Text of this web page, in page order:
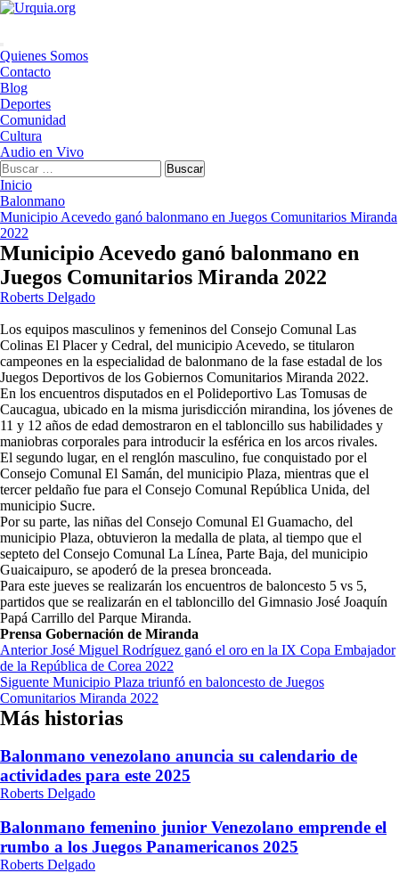
Saltar
Menú
principal
Quienes Somos
Contacto
Blog
Deportes
Comunidad
Cultura
Audio en Vivo
Buscar:
Inicio
Balonmano
Municipio Acevedo ganó balonmano en Juegos Comunitarios Miranda
2022
Municipio Acevedo ganó balonmano en
Juegos Comunitarios Miranda 2022
Roberts Delgado
Los equipos masculinos y femeninos del Consejo Comunal Las
Colinas El Placer y Cedral, del municipio Acevedo, se titularon
campeones en la especialidad de balonmano de la fase estadal de los
Juegos Deportivos de los Gobiernos Comunitarios Miranda 2022.
En los encuentros disputados en el Polideportivo Las Tomusas de
Caucagua, ubicado en la misma jurisdicción mirandina, los jóvenes de
11 y 12 años de edad demostraron en el tabloncillo sus habilidades y
maniobras corporales para introducir la esférica en los arcos rivales.
El segundo lugar, en el renglón masculino, fue conquistado por el
Consejo Comunal El Samán, del municipio Plaza, mientras que el
tercer peldaño fue para el Consejo Comunal República Unida, del
municipio Sucre.
Por su parte, las niñas del Consejo Comunal El Guamacho, del
municipio Plaza, obtuvieron la medalla de plata, al tiempo que el
septeto del Consejo Comunal La Línea, Parte Baja, del municipio
Guaicaipuro, se apoderó de la presea bronceada.
Para este jueves se realizarán los encuentros de baloncesto 5 vs 5,
partidos que se realizarán en el tabloncillo del Gimnasio José Joaquín
Papá Carrillo del Parque Miranda.
Prensa Gobernación de Miranda
Navegación
de
entradas
AnteriorJosé Miguel Rodríguez ganó el oro en la IX Copa Embajador
de la República de Corea 2022
Siguente Municipio Plaza triunfó en baloncesto de Juegos
Comunitarios Miranda 2022
Más historias
Balonmano venezolano anuncia su calendario de
actividades para este 2025
Roberts Delgado
Balonmano femenino junior Venezolano emprende el
rumbo a los Juegos Panamericanos 2025
Roberts Delgado